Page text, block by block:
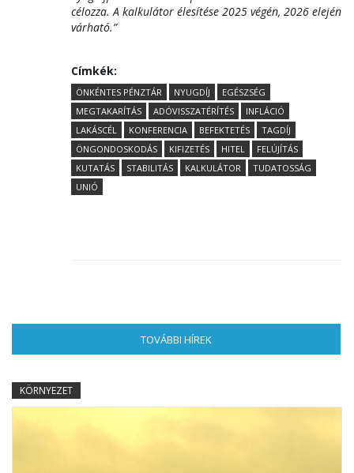
célozza. A kalkulátor élesítése 2025 végén, 2026 elején
várható.”
Címkék:
ÖNKÉNTES PÉNZTÁR NYUGDÍJ
EGÉSZSÉG
MEGTAKARÍTÁS
ADÓVISSZATÉRÍTÉS
INFLÁCIÓ
LAKÁSCÉL
KONFERENCIA BEFEKTETÉS
TAGDÍJ
ÖNGONDOSKODÁS
KIFIZETÉS HITEL
FELÚJÍTÁS
KUTATÁS
STABILITÁS KALKULÁTOR
TUDATOSSÁG
UNIÓ
TOVÁBBI HÍREK
KÖRNYEZET